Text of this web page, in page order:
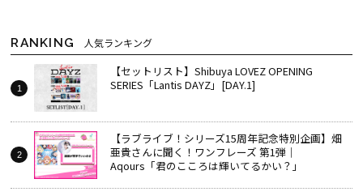
RANKING 人気ランキング
【セットリスト】Shibuya LOVEZ OPENING
SERIES「Lantis DAYZ」[DAY.1]
【ラブライブ！シリーズ15周年記念特別企画】畑
亜貴さんに聞く！ワンフレーズ 第1弾｜
Aqours「君のこころは輝いてるかい？」